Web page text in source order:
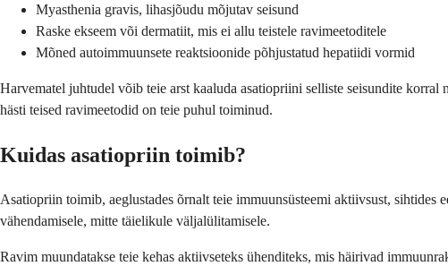
Myasthenia gravis, lihasjõudu mõjutav seisund
Raske ekseem või dermatiit, mis ei allu teistele ravimeetoditele
Mõned autoimmuunsete reaktsioonide põhjustatud hepatiidi vormid
Harvematel juhtudel võib teie arst kaaluda asatiopriini selliste seisundite
hästi teised ravimeetodid on teie puhul toiminud.
Kuidas asatiopriin toimib?
Asatiopriin toimib, aeglustades õrnalt teie immuunsüsteemi aktiivsust,
vähendamisele, mitte täielikule väljalülitamisele.
Ravim muundatakse teie kehas aktiivseteks ühenditeks, mis häirivad